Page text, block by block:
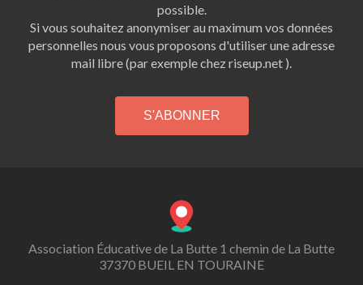
possible.
Si vous souhaitez anonymiser au maximum vos données
personnelles nous vous proposons d'utiliser une adresse
mail libre (par exemple chez riseup.net ).
Association Éducative de La Butte 1 chemin de La Butte
37370 BUEIL EN TOURAINE